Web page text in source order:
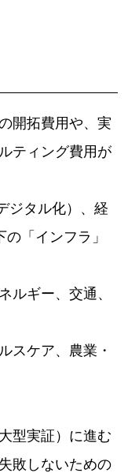
開拓費用や、実
ティング費用が
ジタル化）、経
「インフラ」
ルギー、交通、
スケア、農業・
型実証）に進む
敗しないための